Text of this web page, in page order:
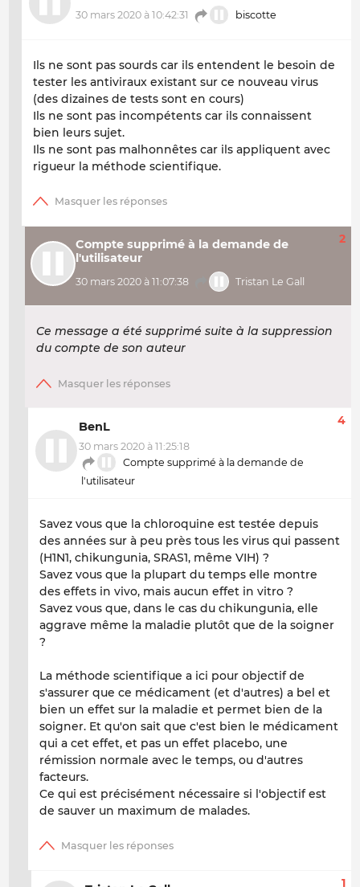
30 mars 2020 à 10:42:31 biscotte
Ils ne sont pas sourds car ils entendent le besoin de
tester les antiviraux existant sur ce nouveau virus
(des dizaines de tests sont en cours)
Ils ne sont pas incompétents car ils connaissent
bien leurs sujet.
Ils ne sont pas malhonnêtes car ils appliquent avec
rigueur la méthode scientifique.
Compte supprimé à la demande de
l'utilisateur
30 mars 2020 à 11:07:38 Tristan Le Gall
2
Ce message a été supprimé suite à la suppression
du compte de son auteur
BenL
30 mars 2020 à 11:25:18
Compte supprimé à la demande de
l'utilisateur
4
Savez vous que la chloroquine est testée depuis
des années sur à peu près tous les virus qui passent
(H1N1, chikungunia, SRAS1, même VIH) ?
Savez vous que la plupart du temps elle montre
des effets in vivo, mais aucun effet in vitro ?
Savez vous que, dans le cas du chikungunia, elle
aggrave même la maladie plutôt que de la soigner
?
La méthode scientifique a ici pour objectif de
s'assurer que ce médicament (et d'autres) a bel et
bien un effet sur la maladie et permet bien de la
soigner. Et qu'on sait que c'est bien le médicament
qui a cet effet, et pas un effet placebo, une
rémission normale avec le temps, ou d'autres
facteurs.
Ce qui est précisément nécessaire si l'objectif est
de sauver un maximum de malades.
1